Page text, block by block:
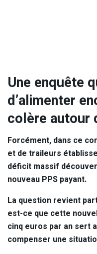
Une enquête
d’alimenter
colère autour
Forcément, dans ce
et de traileurs
déficit massif
nouveau PPS payant.
La question revient
est-ce que cette
cinq euros par an sert
compenser une